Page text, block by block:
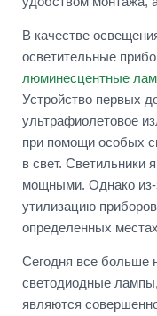
В качестве
осветительные
люминесцентные
Устройство первых
ультрафиолетовое
при помощи особых
в свет. Светильники
мощными. Однако из-
утилизацию
определенных
Сегодня все больше
светодиодные
являются